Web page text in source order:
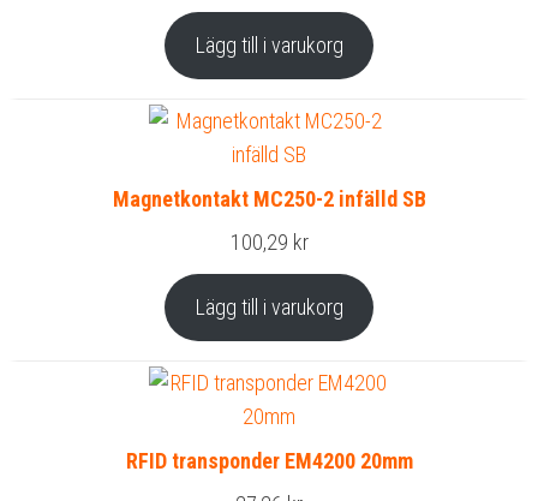
Lägg till i varukorg
Magnetkontakt MC250-2 infälld SB
100,29 kr
Lägg till i varukorg
RFID transponder EM4200 20mm